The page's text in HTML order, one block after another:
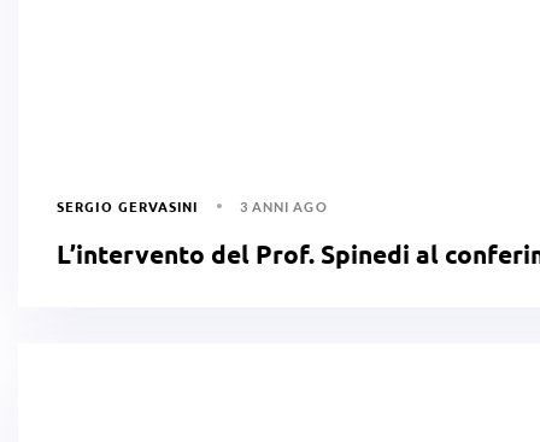
SERGIO GERVASINI 3 ANNI AGO
L’intervento del Prof. Spinedi al